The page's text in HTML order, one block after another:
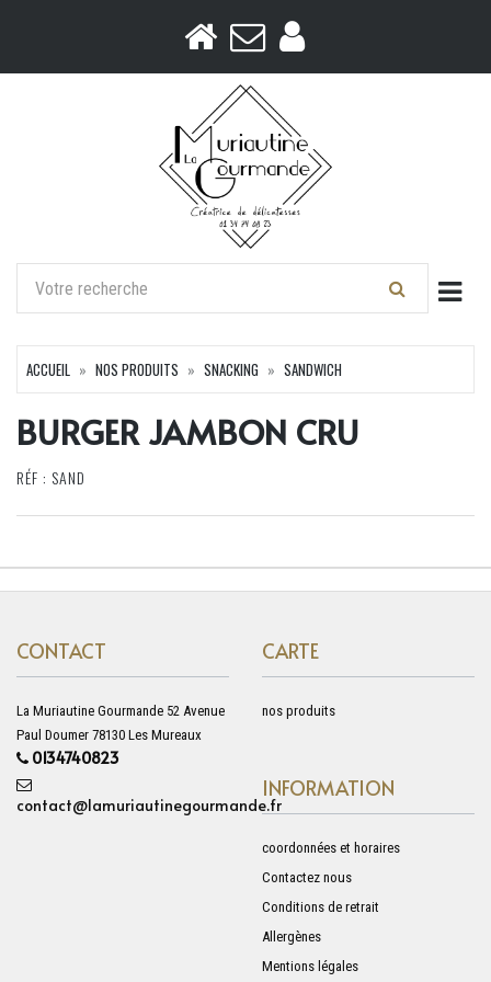
ACCUEIL NOS PRODUITS SNACKING SANDWICH
BURGER JAMBON CRU
RÉF : SAND
CONTACT
La Muriautine Gourmande 52 Avenue
Paul Doumer 78130 Les Mureaux
0134740823
contact@lamuriautinegourmande.fr
CARTE
nos produits
INFORMATION
coordonnées et horaires
Contactez nous
Conditions de retrait
Allergènes
Mentions légales